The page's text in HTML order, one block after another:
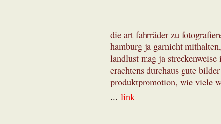
die art fahrräder zu
hamburg ja garnicht
landlust mag ja
erachtens durchaus gute
produktpromotion, wie viele
... link